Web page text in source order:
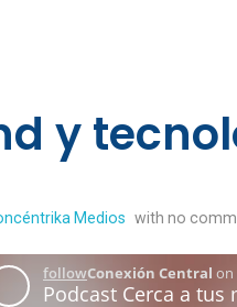
y
Medios with no